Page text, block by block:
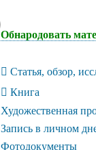
Обнародовать
Статья, обзор,
Книга
Художественная
Запись в личном
Фотодокументы